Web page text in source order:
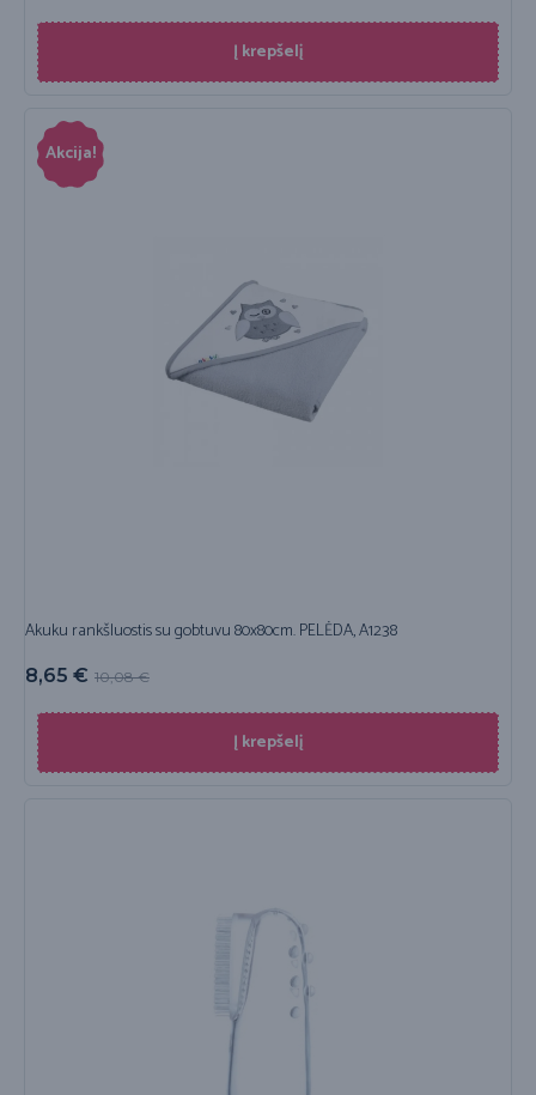
Į krepšelį
Akcija!
Akuku rankšluostis su gobtuvu 80x80cm. PELĖDA, A1238
10,08€
8,65 €
Į krepšelį